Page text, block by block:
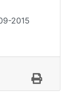
2015